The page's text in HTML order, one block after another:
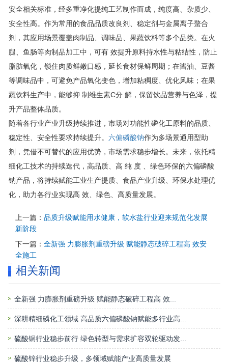
安全相关标准，经多重净化提纯工艺制作而成，纯度高、杂质少、
安全性高。作为常用的食品品质改良剂、稳定剂与金属离子螯合
剂，其应用场景覆盖肉制品、调味品、果蔬饮料等多个品类。在火
腿、鱼肠等肉制品加工中，可有 效提升原料持水性与粘结性，防止
脂肪氧化，锁住肉质鲜嫩口感，延长食材保鲜周期；在酱油、豆酱
等调味品中，可避免产品氧化变色，增加粘稠度、优化风味；在果
蔬饮料生产中，能够抑 制维生素C分 解，保留饮品营养与色泽，提
升产品整体品质。
随着各行业产业升级持续推进，市场对功能性磷化工原料的品质、
稳定性、安全性要求持续提升。 六偏磷酸钠作为多场景通用型助
剂，凭借不可替代的应用优势，市场需求稳步增长。未来，依托精
细化工技术的持续迭代，高品质、高 纯 度 、绿色环保的六偏磷酸
钠产品，将持续赋能工业生产提质、食品产业升级、环保水处理优
化，助力各行业实现高 效、绿色、高质量发展。
上一篇： 品质升级赋能用水健康，软水盐行业迎来规范化发展
新阶段
下一篇： 全新强 力膨胀剂重磅升级 赋能静态破碎工程高 效安
全施工
相关新闻
全新强 力膨胀剂重磅升级 赋能静态破碎工程高 效...
深耕精细磷化工领域 高品质六偏磷酸钠赋能多行业高...
硫酸铜行业稳步前行 绿色转型与需求扩容双轮驱动发...
硫酸锌行业稳步升级，多领域赋能产业高质量发展